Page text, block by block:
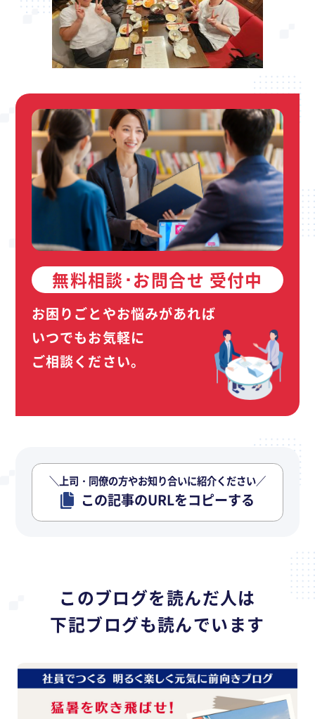
無料相談･お問合せ 受付中
お困りごとやお悩みがあれば
いつでもお気軽に
ご相談ください。
＼上司・同僚の方やお知り合いに紹介ください／
この記事のURLをコピーする
このブログを読んだ人は
下記ブログも読んでいます